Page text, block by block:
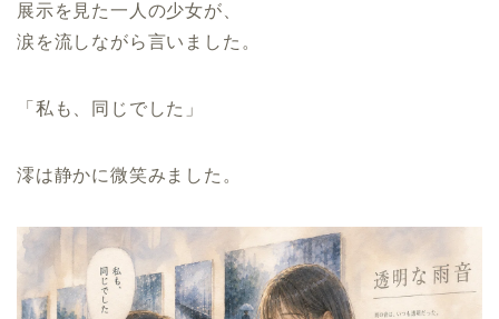
展示を見た一人の少女が、
涙を流しながら言いました。
「私も、同じでした」
澪は静かに微笑みました。